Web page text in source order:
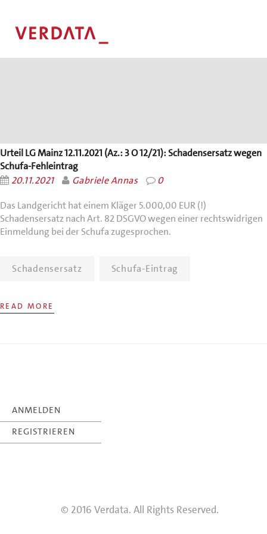
Urteil LG Mainz 12.11.2021 (Az.: 3 O 12/21): Schadensersatz wegen
Schufa-Fehleintrag
20.11.2021
Gabriele Annas
0
Das Landgericht hat einem Kläger 5.000,00 EUR (!)
Schadensersatz nach Art. 82 DSGVO wegen einer rechtswidrigen
Einmeldung bei der Schufa zugesprochen.
Schadensersatz Schufa-Eintrag
READ MORE
ANMELDEN
REGISTRIEREN
© 2016 Verdata. All Rights Reserved.